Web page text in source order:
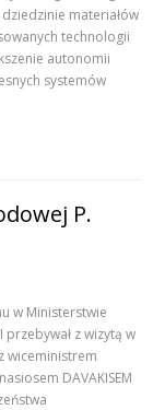
materiałów
technologii
autonomii
systemów
P.
w Ministerstwie
przebywał z wizytą w
wiceministrem
DAVAKISEM